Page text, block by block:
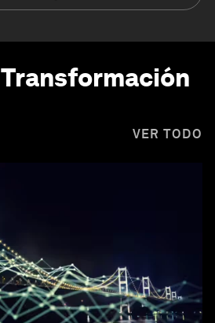
Transformación
VER TODO